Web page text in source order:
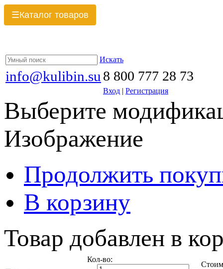
☰Каталог товаров
Искать
info@kulibin.su 8 800 777 28 73
Вход | Регистрация
Выберите
Изображение
Продолжить
В корзину
Товар добавлен в
Кол-во: